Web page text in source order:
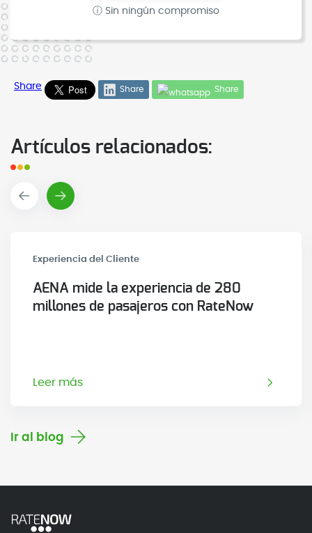
ⓘ Sin ningún compromiso
Share Share Share
Artículos relacionados:
Experiencia del Cliente
AENA mide la experiencia de 280
millones de pasajeros con RateNow
Leer más
Ir al blog